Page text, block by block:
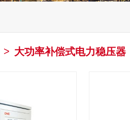
> 大功率补偿式电力稳压器